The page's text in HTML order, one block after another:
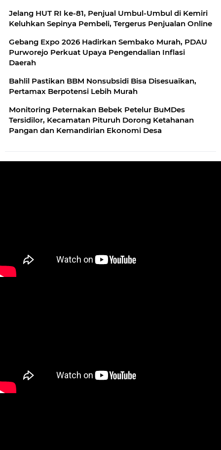
Jelang HUT RI ke-81, Penjual Umbul-Umbul di Kemiri
Keluhkan Sepinya Pembeli, Tergerus Penjualan Online
Gebang Expo 2026 Hadirkan Sembako Murah, PDAU
Purworejo Perkuat Upaya Pengendalian Inflasi
Daerah
Bahlil Pastikan BBM Nonsubsidi Bisa Disesuaikan,
Pertamax Berpotensi Lebih Murah
Monitoring Peternakan Bebek Petelur BuMDes
Tersidilor, Kecamatan Pituruh Dorong Ketahanan
Pangan dan Kemandirian Ekonomi Desa